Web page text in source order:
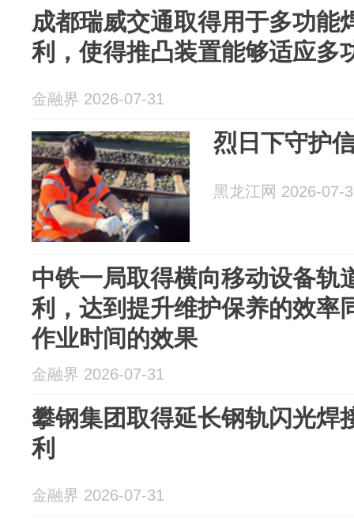
成都瑞威交通取得用于多功能
利，使得推凸装置能够适应多
金融界 2026-07-31
烈日下守护
黑龙江网 2026-07-
中铁一局取得横向移动设备轨
利，达到提升维护保养的效率
作业时间的效果
金融界 2026-07-31
攀钢集团取得延长钢轨闪光焊
利
金融界 2026-07-31